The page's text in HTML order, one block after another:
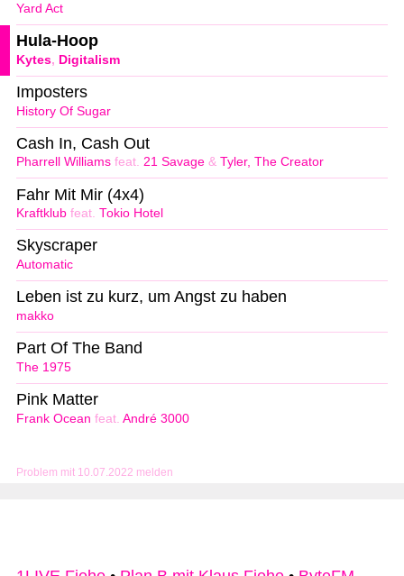
Problem mit 10.07.2022 melden
Yard Act
Kytes, Digitalism
Hula-Hoop
History Of Sugar
Imposters
Pharrell Williams feat. 21 Savage & Tyler, The Creator
Cash In, Cash Out
Kraftklub feat. Tokio Hotel
Fahr Mit Mir (4x4)
Automatic
Skyscraper
makko
Leben ist zu kurz, um Angst zu haben
The 1975
Part Of The Band
Frank Ocean feat. André 3000
Pink Matter